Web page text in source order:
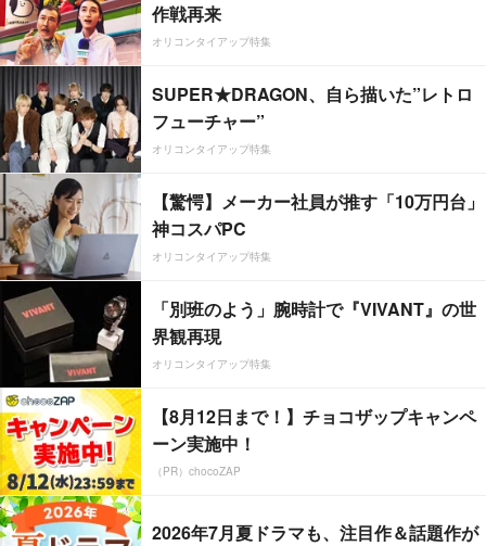
作戦再来
オリコンタイアップ特集
SUPER★DRAGON、自ら描いた”レトロ
フューチャー”
オリコンタイアップ特集
【驚愕】メーカー社員が推す「10万円台」
神コスパPC
オリコンタイアップ特集
「別班のよう」腕時計で『VIVANT』の世
界観再現
オリコンタイアップ特集
【8月12日まで！】チョコザップキャンペ
ーン実施中！
（PR）chocoZAP
2026年7月夏ドラマも、注目作＆話題作が